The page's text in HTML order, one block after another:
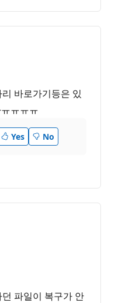
바로가기등은 있
ㅠㅠㅠ
Yes No
파일이 복구가 안